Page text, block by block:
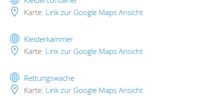
Karte: Link zur Google Maps Ansicht
Kleiderkammer
Karte: Link zur Google Maps Ansicht
Rettungswache
Karte: Link zur Google Maps Ansicht